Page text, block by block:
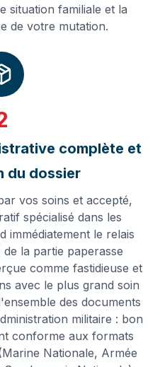
situation familiale et la
de votre mutation.
complète et
du dossier
vos soins et accepté,
spécialisé dans les
immédiatement le relais
la partie paperasse
comme fastidieuse et
avec le plus grand soin
des documents
militaire : bon
conforme aux formats
Nationale, Armée